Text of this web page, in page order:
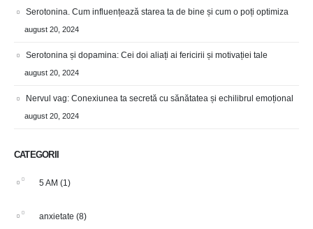
Serotonina. Cum influențează starea ta de bine și cum o poți optimiza
august 20, 2024
Serotonina și dopamina: Cei doi aliați ai fericirii și motivației tale
august 20, 2024
Nervul vag: Conexiunea ta secretă cu sănătatea și echilibrul emoțional
august 20, 2024
CATEGORII
5 AM (1)
anxietate (8)